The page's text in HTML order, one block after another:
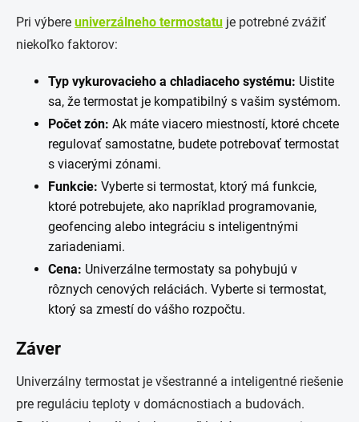
Pri výbere univerzálneho termostatu je potrebné zvážiť
niekoľko faktorov:
Typ vykurovacieho a chladiaceho systému: Uistite
sa, že termostat je kompatibilný s vašim systémom.
Počet zón: Ak máte viacero miestností, ktoré chcete
regulovať samostatne, budete potrebovať termostat
s viacerými zónami.
Funkcie: Vyberte si termostat, ktorý má funkcie,
ktoré potrebujete, ako napríklad programovanie,
geofencing alebo integráciu s inteligentnými
zariadeniami.
Cena: Univerzálne termostaty sa pohybujú v
rôznych cenových reláciách. Vyberte si termostat,
ktorý sa zmestí do vášho rozpočtu.
Záver
Univerzálny termostat je všestranné a inteligentné riešenie
pre reguláciu teploty v domácnostiach a budovách.